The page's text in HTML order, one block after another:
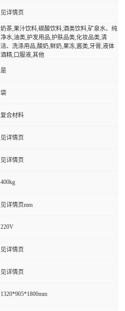
见详情页
奶茶,果汁饮料,碳酸饮料,酒类饮料,矿泉水、纯
净水,油类,护发用品,护肤品类,化妆品类,清
洁、洗涤用品,酸奶,鲜奶,果冻,酱类,牙膏,液体
酒精,口服液,其他
是
袋
复合材料
见详情页
见详情页
400kg
见详情页mm
220V
见详情页
见详情页
1320*905*1800mm